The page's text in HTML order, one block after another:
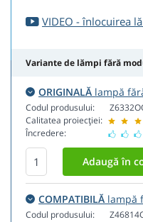
VIDEO - înlocuirea
Variante de lămpi fără
ORIGINALĂ lampă
Codul produsului:
Calitatea proiecției:
Încredere:
COMPATIBILĂ lampă
Codul produsului: